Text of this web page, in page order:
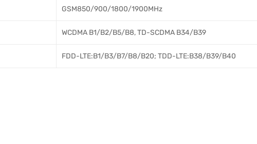
GSM850/900/1800/1900MHz
WCDMA B1/B2/B5/B8, TD-SCDMA B34/B39
FDD-LTE:B1/B3/B7/B8/B20; TDD-LTE:B38/B39/B40